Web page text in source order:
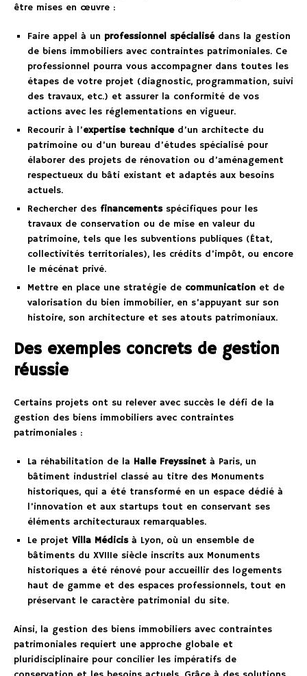
être mises en œuvre :
Faire appel à un professionnel spécialisédans la gestion
de biens immobiliers avec contraintes patrimoniales. Ce
professionnel pourra vous accompagner dans toutes les
étapes de votre projet (diagnostic, programmation, suivi
des travaux, etc.) et assurer la conformité de vos
actions avec les réglementations en vigueur.
Recourir à l’expertise techniqued’un architecte du
patrimoine ou d’un bureau d’études spécialisé pour
élaborer des projets de rénovation ou d’aménagement
respectueux du bâti existant et adaptés aux besoins
actuels.
Rechercher des financementsspécifiques pour les
travaux de conservation ou de mise en valeur du
patrimoine, tels que les subventions publiques (État,
collectivités territoriales), les crédits d’impôt, ou encore
le mécénat privé.
Mettre en place une stratégie de communication et de
valorisation du bien immobilier, en s’appuyant sur son
histoire, son architecture et ses atouts patrimoniaux.
Des exemples concrets de gestion
réussie
Certains projets ont su relever avec succès le défi de la
gestion des biens immobiliers avec contraintes
patrimoniales :
La réhabilitation de la Halle Freyssinet à Paris, un
bâtiment industriel classé au titre des Monuments
historiques, qui a été transformé en un espace dédié à
l’innovation et aux startups tout en conservant ses
éléments architecturaux remarquables.
Le projet Villa Médicisà Lyon, où un ensemble de
bâtiments du XVIIIe siècle inscrits aux Monuments
historiques a été rénové pour accueillir des logements
haut de gamme et des espaces professionnels, tout en
préservant le caractère patrimonial du site.
Ainsi, la gestion des biens immobiliers avec contraintes
patrimoniales requiert une approche globale et
pluridisciplinaire pour concilier les impératifs de